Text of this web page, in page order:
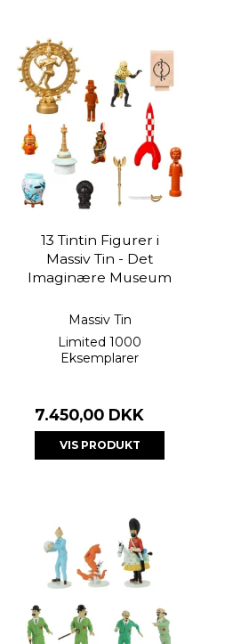
13 Tintin Figurer i
Massiv Tin - Det
Imaginære Museum
Massiv Tin
Limited 1000
Eksemplarer
7.450,00 DKK
VIS PRODUKT